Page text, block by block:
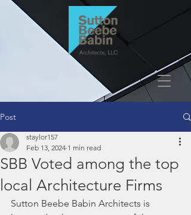
Post
SBB Voted among the top
local Architecture Firms
staylor157
Feb 13, 2024 1 min read
Sutton Beebe Babin Architects is